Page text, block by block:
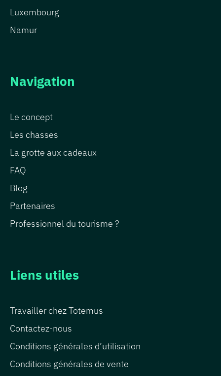
Navigation
Le concept
Les chasses
La grotte aux cadeaux
FAQ
Blog
Partenaires
Professionnel du tourisme ?
Luxembourg
Namur
Liens utiles
Travailler chez Totemus
Contactez-nous
Conditions générales d’utilisation
Conditions générales de vente